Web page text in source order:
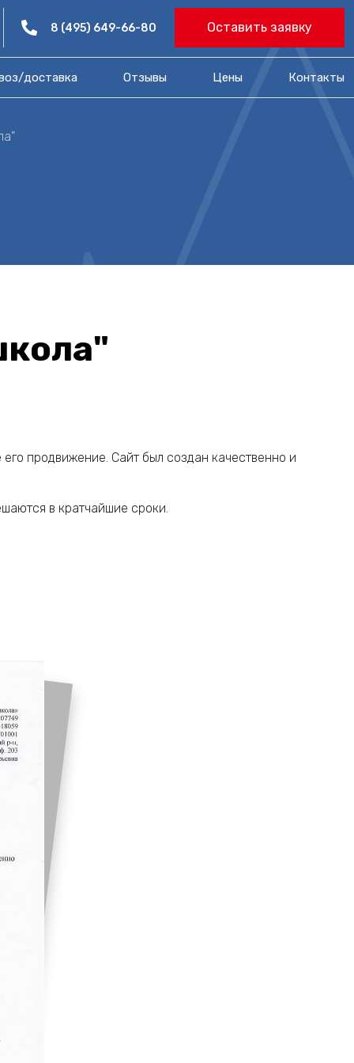
8 (495) 649-66-80 Оставить заявку
доставка Отзывы Цены​ Контакты
продвижение. Сайт был создан качественно и
в кратчайшие сроки.